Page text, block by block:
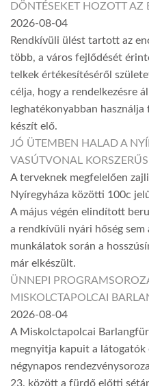
DÖNTÉSEKET HOZOTT AZ
2026-08-04
Rendkívüli ülést tartott az
több, a város fejlődését
telkek értékesítéséről
célja, hogy a rendelkezésre
leghatékonyabban
készít elő.
JÓ ÜTEMBEN HALAD A
VASÚTVONAL
A terveknek megfelelően
Nyíregyháza közötti 100c
A május végén elindított
a rendkívüli nyári hőség
munkálatok során a
már elkészült.
ÜNNEPI
MISKOLCTAPOLCAI
2026-08-04
A Miskolctapolcai
megnyitja kapuit a látogatók
négynapos
23. között a fürdő előtti